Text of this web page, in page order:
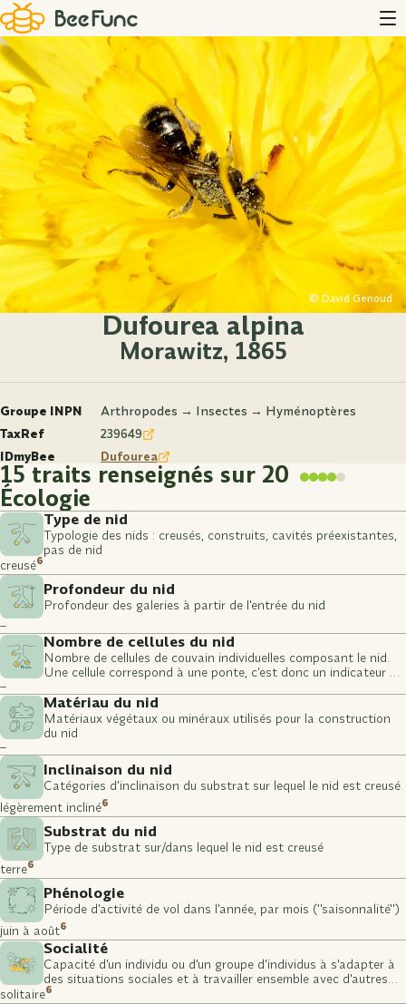
© David Genoud
Dufourea alpina
Morawitz, 1865
Groupe INPN
Arthropodes → Insectes → Hyménoptères
TaxRef
239649
IDmyBee
Dufourea
15 traits renseignés sur 20
Écologie
Type de nid
Typologie des nids : creusés, construits, cavités préexistantes,
pas de nid
creusé6
Profondeur du nid
Profondeur des galeries à partir de l'entrée du nid
–
Nombre de cellules du nid
Nombre de cellules de couvain individuelles composant le nid.
Une cellule correspond à une ponte, c'est donc un indicateur du
–
Matériau du nid
Matériaux végétaux ou minéraux utilisés pour la construction
du nid
–
Inclinaison du nid
Catégories d'inclinaison du substrat sur lequel le nid est creusé
légèrement incliné6
Substrat du nid
Type de substrat sur/dans lequel le nid est creusé
terre6
Phénologie
Période d'activité de vol dans l'année, par mois ("saisonnalité")
juin à août6
Socialité
Capacité d'un individu ou d'un groupe d'individus à s'adapter à
des situations sociales et à travailler ensemble avec d'autres
individus ou groupes
solitaire6